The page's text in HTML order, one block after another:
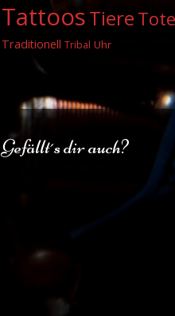
TattoosTiere
Traditionell Tribal Uhr
Gefällt´s dir auch?